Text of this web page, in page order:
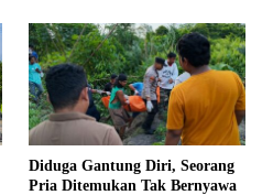
Diduga Gantung Diri, Seorang
Pria Ditemukan Tak Bernyawa